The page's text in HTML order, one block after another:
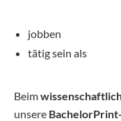
jobben
tätig sein als
Beim
unsere